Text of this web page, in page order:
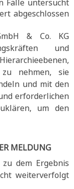
Fälle untersucht
abgeschlossen
& Co. KG
und
nehmen, sie
und mit den
erforderlichen
um den
MELDUNG
dem Ergebnis
weiterverfolgt